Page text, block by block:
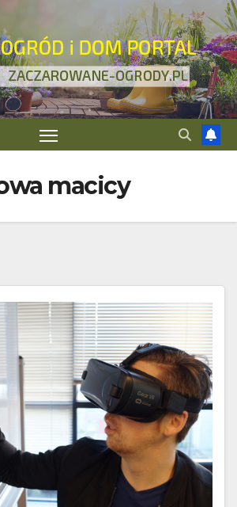
macicy